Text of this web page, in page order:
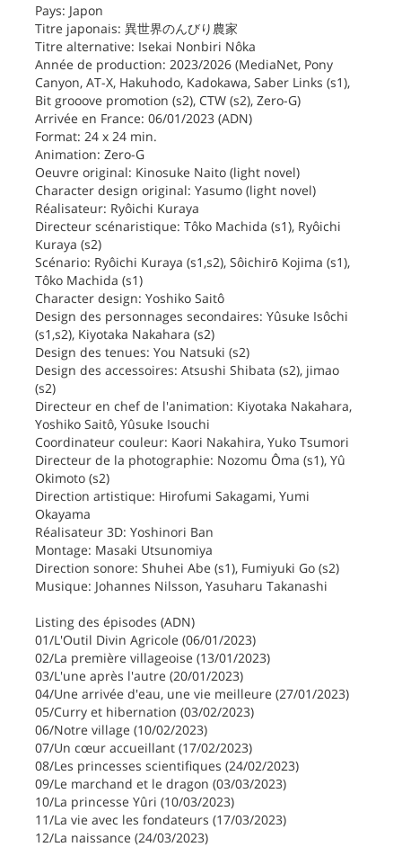
Pays: Japon
Titre japonais: 異世界のんびり農家
Titre alternative: Isekai Nonbiri Nôka
Année de production: 2023/2026 (MediaNet, Pony
Canyon, AT-X, Hakuhodo, Kadokawa, Saber Links (s1),
Bit grooove promotion (s2), CTW (s2), Zero-G)
Arrivée en France: 06/01/2023 (ADN)
Format: 24 x 24 min.
Animation: Zero-G
Oeuvre original: Kinosuke Naito (light novel)
Character design original: Yasumo (light novel)
Réalisateur: Ryôichi Kuraya
Directeur scénaristique: Tôko Machida (s1), Ryôichi
Kuraya (s2)
Scénario: Ryôichi Kuraya (s1,s2), Sôichirō Kojima (s1),
Tôko Machida (s1)
Character design: Yoshiko Saitô
Design des personnages secondaires: Yûsuke Isôchi
(s1,s2), Kiyotaka Nakahara (s2)
Design des tenues: You Natsuki (s2)
Design des accessoires: Atsushi Shibata (s2), jimao
(s2)
Directeur en chef de l'animation: Kiyotaka Nakahara,
Yoshiko Saitô, Yûsuke Isouchi
Coordinateur couleur: Kaori Nakahira, Yuko Tsumori
Directeur de la photographie: Nozomu Ôma (s1), Yû
Okimoto (s2)
Direction artistique: Hirofumi Sakagami, Yumi
Okayama
Réalisateur 3D: Yoshinori Ban
Montage: Masaki Utsunomiya
Direction sonore: Shuhei Abe (s1), Fumiyuki Go (s2)
Musique: Johannes Nilsson, Yasuharu Takanashi
Listing des épisodes (ADN)
01/L'Outil Divin Agricole (06/01/2023)
02/La première villageoise (13/01/2023)
03/L'une après l'autre (20/01/2023)
04/Une arrivée d'eau, une vie meilleure (27/01/2023)
05/Curry et hibernation (03/02/2023)
06/Notre village (10/02/2023)
07/Un cœur accueillant (17/02/2023)
08/Les princesses scientifiques (24/02/2023)
09/Le marchand et le dragon (03/03/2023)
10/La princesse Yûri (10/03/2023)
11/La vie avec les fondateurs (17/03/2023)
12/La naissance (24/03/2023)